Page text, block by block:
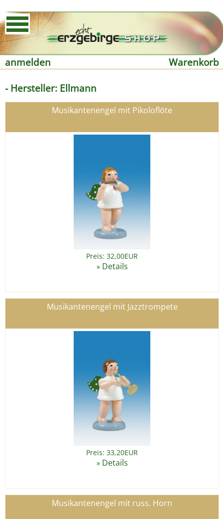
anmelden
Warenkorb
- Hersteller: Ellmann
Musikantenengel mit Pikoloflöte
Preis: 32,00EUR
» Details
Musikantenengel mit Jazztrompete
Preis: 33,20EUR
» Details
Musikantenengel mit russ. Horn